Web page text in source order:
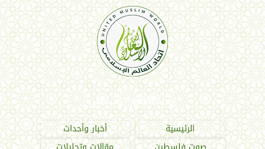
اتحاد العالم الإسلامي
الرئيسية
أخبار وأحداث